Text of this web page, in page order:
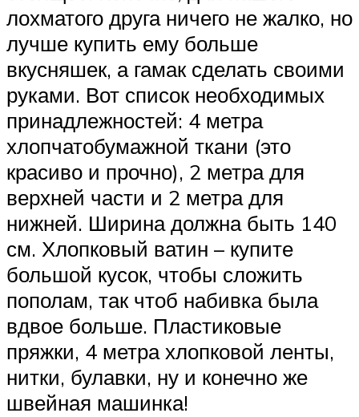
лохматого друга ничего не жалко, но
лучше купить ему больше
вкусняшек, а гамак сделать своими
руками. Вот список необходимых
принадлежностей: 4 метра
хлопчатобумажной ткани (это
красиво и прочно), 2 метра для
верхней части и 2 метра для
нижней. Ширина должна быть 140
см. Хлопковый ватин – купите
большой кусок, чтобы сложить
пополам, так чтоб набивка была
вдвое больше. Пластиковые
пряжки, 4 метра хлопковой ленты,
нитки, булавки, ну и конечно же
швейная машинка!